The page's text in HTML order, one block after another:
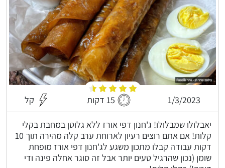
1/3/2023 15 דקות קל
יאבלולו שמבלולו! ג'חנון דפי אורז ללא גלוטן במחבת בקלי
קלות! אם אתם רוצים רעיון לארוחת ערב קלה מהירה תוך 10
דקות עבודה קבלו מתכון משגע לג'חנון דפי אורז מופחת
שומן (נכון שהרגיל טעים יותר אבל זה סוגר אחלה פינה ודי